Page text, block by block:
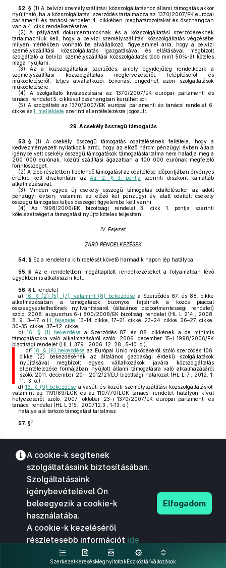
52. § (1) A belvízi személyszállítási közszolgáltatáshoz állami támogatás akkor
nyújtható, ha a közszolgáltatási szerződés tartalmazza az 1370/2007/EK európai
parlamenti és tanácsi rendelet 4. cikkében meghatározottakat és összhangban
van a 4. cikk rendelkezéseivel.
(2) A pályázati dokumentumoknak és a közszolgáltatási szerződéseknek
tartalmazniuk kell, hogy a belvízi személyszállítási közszolgáltatás végzésébe
milyen mértékben vonható be alvállalkozó, figyelemmel arra, hogy a belvízi
személyszállítási közszolgáltatás igazgatásával és ellátásával megbízott
szolgáltató a belvízi személyszállítási közszolgáltatás több mint 50%-át köteles
maga nyújtani.
(3) Az a közszolgáltatási szerződés, amely egyidejűleg rendelkezik a
személyszállítási közszolgáltatás megtervezéséről, felépítéséről és
működtetéséről, teljes alvállalkozói bevonást engedhet azon szolgáltatások
működtetésére.
(4) A szolgáltató kiválasztására az 1370/2007/EK európai parlamenti és
tanácsi rendelet 5. cikkével összhangban kerülhet sor.
(5) A szolgáltató az 1370/2007/EK európai parlamenti és tanácsi rendelet 6.
cikke és I. melléklete szerinti ellentételezésre jogosult.
29. A csekély összegű támogatás
53. § (1)
A csekély összegű támogatás odaítélésének feltétele, hogy a
kedvezményezett nyilatkozik arról, hogy az előző három pénzügyi évben általa
igénybe vett csekély összegű támogatások támogatástartalma nem haladja meg a
200 000 eurónak, közúti szállítási ágazatban a 100 000 eurónak megfelelő
forintösszeget.
(2) A több részletben fizetendő támogatást az odaítélése időpontjában érvényes
értékre kell diszkontálni azAtr. 2. § 3. pontja szerinti diszkont kamatláb
alkalmazásával.
(3) Minden egyes új csekély összegű támogatás odaítélésekor az adott
pénzügyi évben, valamint az előző két pénzügyi év alatt odaítélt csekély
összegű támogatás teljes összegét figyelembe kell venni.
(4) Az 1998/2006/EK bizottsági rendelet 3. cikk 1. pontja szerinti
kötelezettséget a támogatást nyújtó köteles teljesíteni.
IV. Fejezet
ZÁRÓ RENDELKEZÉSEK
54. § Ez a rendelet a kihirdetését követő harmadik napon lép hatályba.
55. § Az e rendeletben megállapított rendelkezéseket a folyamatban lévő
ügyekben is alkalmazni kell.
56. § E rendelet
a) 16. § (2)–(5), (7), valamint (8) bekezdése a Szerződés 87. és 88. cikke
alkalmazásában a támogatások bizonyos fajtáinak a közös piaccal
összeegyeztethetőnek nyilvánításáról (általános csoportmentességi rendelet)
szóló, 2008. augusztus 6-i 800/2008/EK bizottsági rendelet (HL L 214., 2008.
8. 9., 3–47. o.) I. fejezete , 13–14. cikke, 17–21. cikke, 23–24. cikke, 26–27. cikke,
30–35. cikke, 37–42. cikke,
b)
16. § (1) bekezdése a Szerződés 87. és 88. cikkének a de minimis
támogatásokra való alkalmazásáról szóló, 2006. december 15-i 1998/2006/EK
bizottsági rendelet (HL L 379., 2006. 12. 28., 5–10. o.),
c)6 16. § (6) bekezdése az Európai Unió működéséről szóló szerződés 106.
cikke (2) bekezdésének az általános gazdasági érdekű szolgáltatások
nyújtásával megbízott egyes vállalkozások javára közszolgáltatás
ellentételezése formájában nyújtott állami támogatásra való alkalmazásáról
szóló, 2011. december 20-i 2012/21/EU bizottsági határozat (HL L 7., 2012. 1.
11., 3. o.),
d) 16. § (9) bekezdése a vasúti és közúti személyszállítási közszolgáltatásról,
valamint az 1191/69/EGK és az 1107/70/EGK tanácsi rendelet hatályon kívül
helyezéséről szóló, 2007. október 23-i 1370/2007/EK európai parlamenti és
tanácsi rendelet (HL L 315., 2007.12.3., 1–13. o.)
hatálya alá tartozó támogatást tartalmaz.
57. §7
SzerkezetKeresésMegnyitottakEszköztárVáltozások
A cookie-k segítenek
szolgáltatásaink biztosításában.
Szolgáltatásaink
igénybevételével Ön
beleegyezik a cookie-k
használatába.
A cookie-k kezeléséről
részletesebb információt ide
kattintva olvashat.
Elfogadom